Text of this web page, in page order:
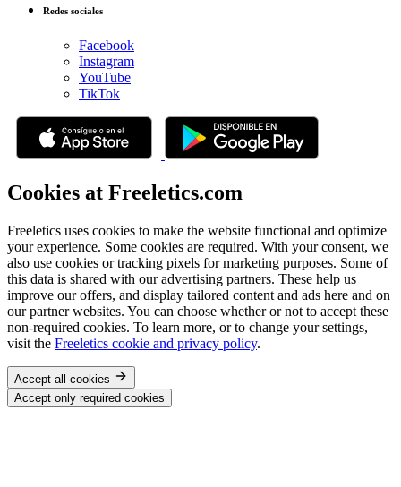
Redes sociales
Facebook
Instagram
YouTube
TikTok
Cookies at Freeletics.com
Freeletics uses cookies to make the website functional and optimize
your experience. Some cookies are required. With your consent, we
also use cookies or tracking pixels for marketing purposes. Some of
this data is shared with our advertising partners. These help us
improve our offers, and display tailored content and ads here and on
our partner websites. You can choose whether or not to accept these
non-required cookies. To learn more, or to change your settings,
visit the Freeletics cookie and privacy policy.
Accept all cookies
Accept only required cookies